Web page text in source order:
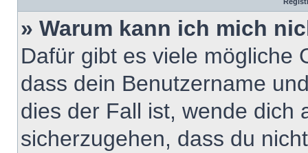
» Warum kann ich mich
Dafür gibt es viele mögliche
dass dein Benutzername
dies der Fall ist, wende dich
sicherzugehen, dass du